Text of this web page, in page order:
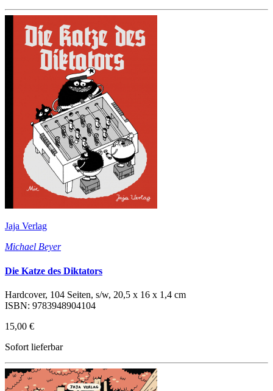
Jaja Verlag
Michael Beyer
Die Katze des Diktators
Hardcover, 104 Seiten, s/w, 20,5 x 16 x 1,4 cm
ISBN: 9783948904104
15,00 €
Sofort lieferbar